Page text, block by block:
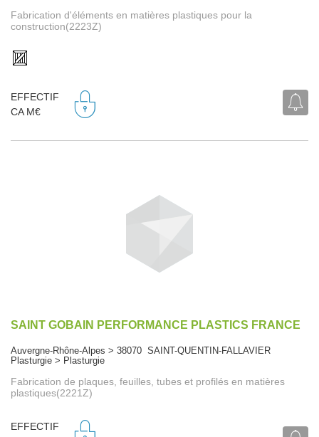
Fabrication d'éléments en matières plastiques pour la
construction(2223Z)
EFFECTIF
CA M€
SAINT GOBAIN PERFORMANCE PLASTICS FRANCE
Auvergne-Rhône-Alpes > 38070 SAINT-QUENTIN-FALLAVIER
Plasturgie > Plasturgie
Fabrication de plaques, feuilles, tubes et profilés en matières
plastiques(2221Z)
EFFECTIF